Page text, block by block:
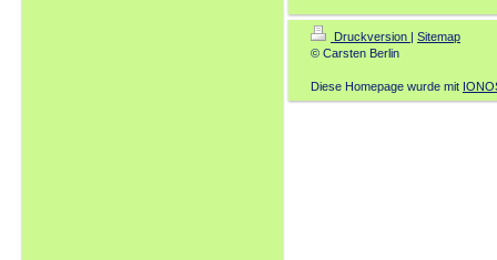
Druckversion | Sitemap
© Carsten Berlin
Diese Homepage wurde mit